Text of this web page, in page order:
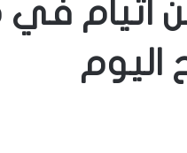
اتيام
اليوم